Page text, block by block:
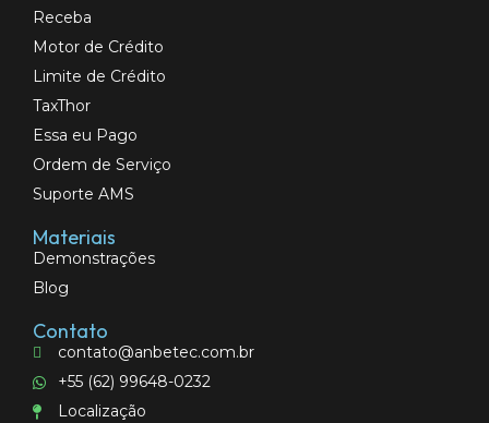
Receba
Motor de Crédito
Limite de Crédito
TaxThor
Essa eu Pago
Ordem de Serviço
Suporte AMS
Materiais
Demonstrações
Blog
Contato
contato@anbetec.com.br
+55 (62) 99648-0232
Localização